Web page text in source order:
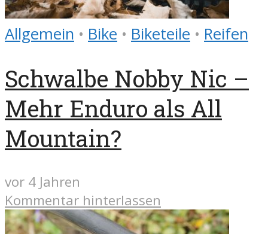
Allgemein • Bike • Biketeile • Reifen
Schwalbe Nobby Nic –
Mehr Enduro als All
Mountain?
vor 4 Jahren
Kommentar hinterlassen